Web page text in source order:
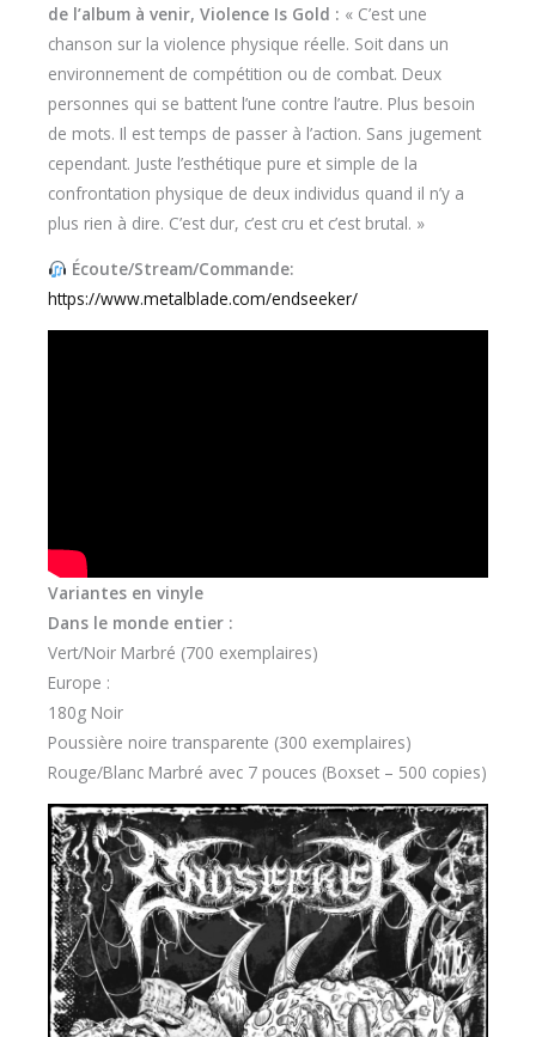
de l’album à venir, Violence Is Gold : « C’est une
chanson sur la violence physique réelle. Soit dans un
environnement de compétition ou de combat. Deux
personnes qui se battent l’une contre l’autre. Plus besoin
de mots. Il est temps de passer à l’action. Sans jugement
cependant. Juste l’esthétique pure et simple de la
confrontation physique de deux individus quand il n’y a
plus rien à dire. C’est dur, c’est cru et c’est brutal. »
Écoute/Stream/Commande:
https://www.metalblade.com/endseeker/
Variantes en vinyle
Dans le monde entier :
Vert/Noir Marbré (700 exemplaires)
Europe :
180g Noir
Poussière noire transparente (300 exemplaires)
Rouge/Blanc Marbré avec 7 pouces (Boxset – 500 copies)